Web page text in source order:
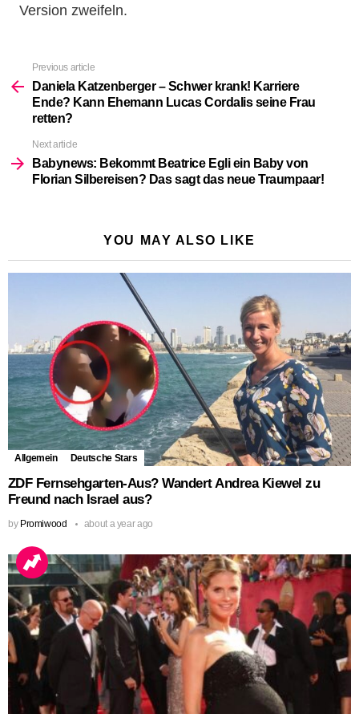
Version zweifeln.
more
Previous article
Daniela Katzenberger – Schwer krank! Karriere
Ende? Kann Ehemann Lucas Cordalis seine Frau
retten?
Next article
Babynews: Bekommt Beatrice Egli ein Baby von
Florian Silbereisen? Das sagt das neue Traumpaar!
YOU MAY ALSO LIKE
Allgemein Deutsche Stars
ZDF Fernsehgarten-Aus? Wandert Andrea Kiewel zu
Freund nach Israel aus?
by Promiwood about a year ago